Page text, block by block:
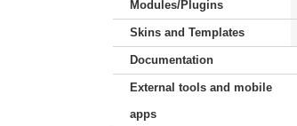
Modules/Plugins
Skins and Templates
Documentation
External tools and mobile
apps